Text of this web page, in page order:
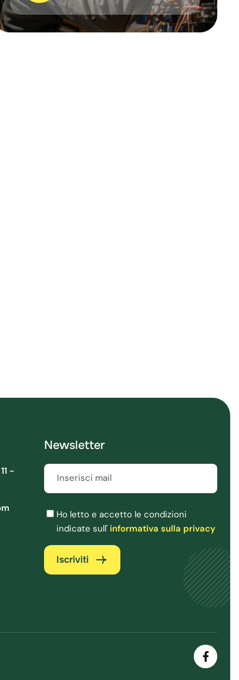
-
Newsletter
Inserisci mail
Ho letto e accetto le condizioni
indicate sull' informativa sulla privacy
Iscriviti